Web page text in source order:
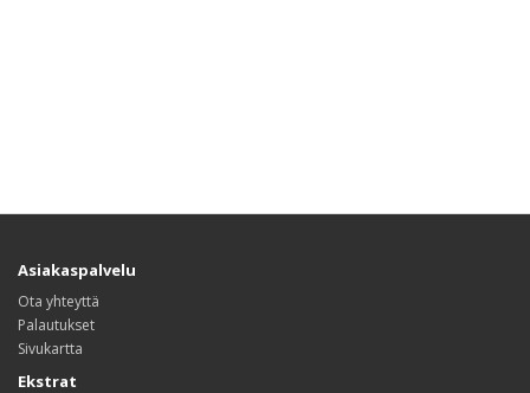
Asiakaspalvelu
Ota yhteyttä
Palautukset
Sivukartta
Ekstrat